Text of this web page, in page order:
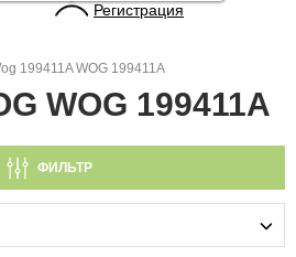
Регистрация
199411A WOG 199411A
WOG 199411A
ФИЛЬТР